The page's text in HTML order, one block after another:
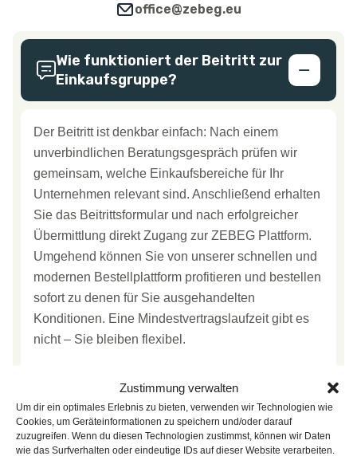
Zustimmung verwalten
Um dir ein optimales Erlebnis zu bieten, verwenden wir Technologien wie
Cookies, um Geräteinformationen zu speichern und/oder darauf
zuzugreifen. Wenn du diesen Technologien zustimmst, können wir Daten
wie das Surfverhalten oder eindeutige IDs auf dieser Website verarbeiten.
office@zebeg.eu
Wie funktioniert der Beitritt zur
Einkaufsgruppe?
Der Beitritt ist denkbar einfach: Nach einem
unverbindlichen Beratungsgespräch prüfen wir
gemeinsam, welche Einkaufsbereiche für Ihr
Unternehmen relevant sind. Anschließend erhalten
Sie das Beitrittsformular und nach erfolgreicher
Übermittlung direkt Zugang zur ZEBEG Plattform.
Umgehend können Sie von unserer schnellen und
modernen Bestellplattform profitieren und bestellen
sofort zu denen für Sie ausgehandelten
Konditionen. Eine Mindestvertragslaufzeit gibt es
nicht – Sie bleiben flexibel.
Welche Kosten kommen auf
mich zu?